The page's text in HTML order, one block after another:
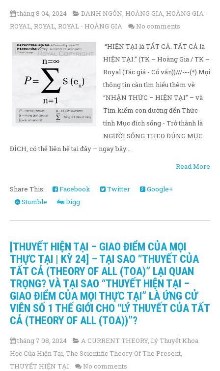
tháng 8 04, 2024 DANH NGÔN, HOÀNG GIA, HOÀNG GIA -
ROYAL, ROYAL, ROYAL - HOÀNG GIA No comments
“HIỆN TẠI là TẤT CẢ. TẤT CẢ là
HIỆN TẠI.” (TK – Hoàng Gia / TK –
Royal (Tác giả - Cố vấn))///---(*) Mọi
thông tin cần tìm hiểu thêm về
“NHẬN THỨC – HIỆN TẠI” – và
Tìm kiếm con đường đến Thức
tỉnh Mục đích sống - Trở thành là
NGƯỜI SỐNG THEO ĐÚNG MỤC
ĐÍCH, có thể liên hệ tại đây – ngay bây...
Read More
Share This: Facebook Twitter
Google+
Stumble
Digg
[THUYẾT HIỆN TẠI – GIAO ĐIỂM CỦA MỌI
THỰC TẠI | KỲ 24] – TẠI SAO “THUYẾT CỦA
TẤT CẢ (THEORY OF ALL (TOA)” LẠI QUAN
TRỌNG? VÀ TẠI SAO “THUYẾT HIỆN TẠI –
GIAO ĐIỂM CỦA MỌI THỰC TẠI” LÀ ỨNG CỬ
VIÊN SỐ 1 THẾ GIỚI CHO “LÝ THUYẾT CỦA TẤT
CẢ (THEORY OF ALL (TOA))”?
tháng 7 08, 2024 A CURRENT THEORY, Lý Thuyết Khoa
Học Của Hiện Tại, The Scientific Theory Of The Present,
THUYẾT HIỆN TẠI
No comments